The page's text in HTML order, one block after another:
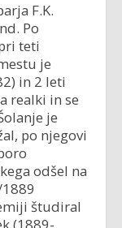
F.K.
Po
teti
je
in 2 leti
realki in se
je
po njegovi
odšel na
študiral